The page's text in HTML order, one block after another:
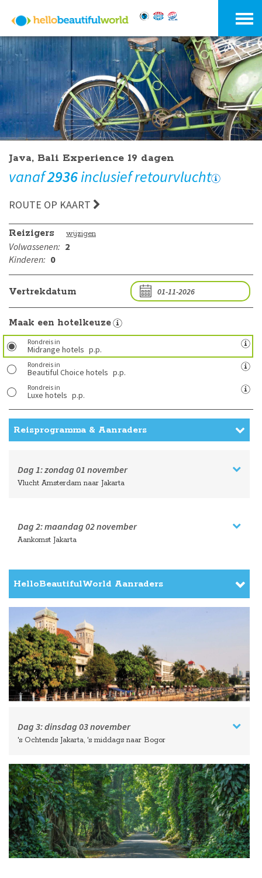
Java, Bali Experience 19 dagen
vanaf2936inclusief retourvlucht
ROUTE OP KAART
Reizigers wijzigen
Volwassenen: 2
Kinderen: 0
Vertrekdatum
Maak een hotelkeuze
Rondreis in
Midrange hotels p.p.
Rondreis in
Beautiful Choice hotels p.p.
Rondreis in
Luxe hotels p.p.
Reisprogramma & Aanraders
Dag 1:zondag 01 november
Vlucht Amsterdam naar Jakarta
Dag 2:maandag 02 november
Aankomst Jakarta
HelloBeautifulWorld Aanraders
Dag 3:dinsdag 03 november
's Ochtends Jakarta, 's middags naar Bogor